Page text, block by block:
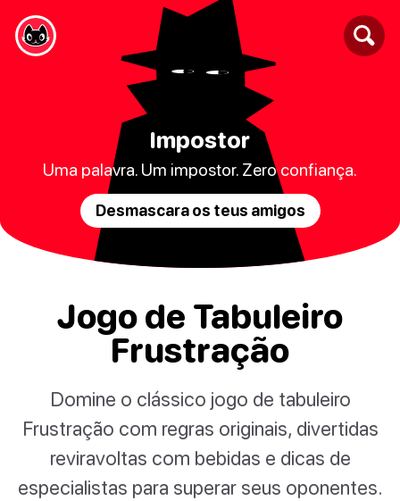
Impostor
Uma palavra. Um impostor. Zero confiança.
Desmascara os teus amigos
Jogo de Tabuleiro
Frustração
Domine o clássico jogo de tabuleiro
Frustração com regras originais, divertidas
reviravoltas com bebidas e dicas de
especialistas para superar seus oponentes.